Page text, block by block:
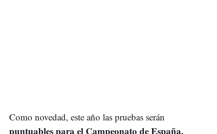
Como novedad, este año las pruebas serán
puntuables para el Campeonato de España.